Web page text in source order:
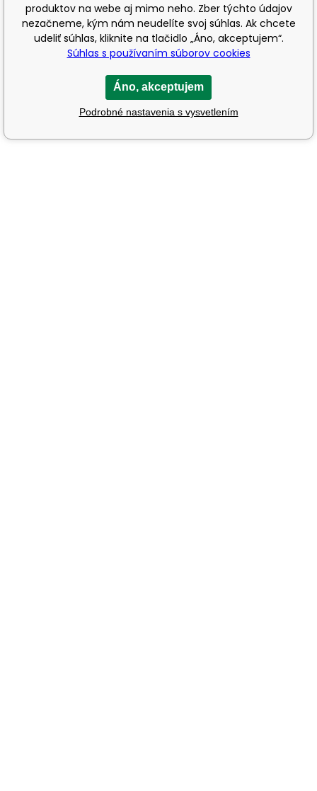
produktov na webe aj mimo neho. Zber týchto údajov
nezačneme, kým nám neudelíte svoj súhlas. Ak chcete
udeliť súhlas, kliknite na tlačidlo „Áno, akceptujem“.
Súhlas s používaním súborov cookies
Áno, akceptujem
Podrobné nastavenia s vysvetlením